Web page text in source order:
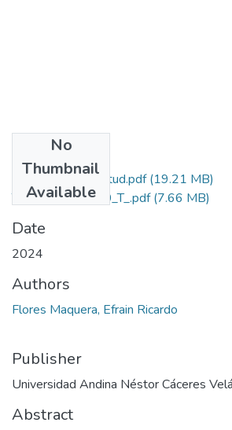
No
Thumbnail
Available
Grado de Similitud.pdf(19.21 MB)
T036_70049340_T_.pdf(7.66 MB)
Date
2024
Authors
Flores Maquera, Efrain Ricardo
Publisher
Universidad Andina Néstor Cáceres
Abstract